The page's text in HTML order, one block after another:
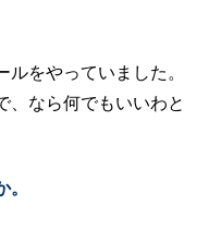
ルをやっていました。
、なら何でもいいわと